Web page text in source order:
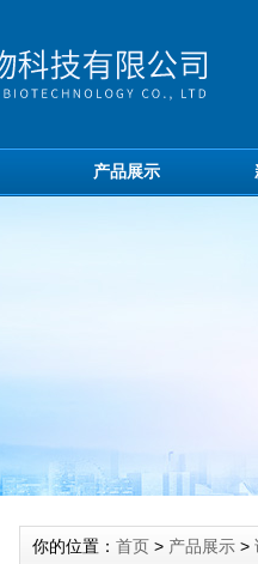
产品展示
你的位置： 首页 > 产品展示 >